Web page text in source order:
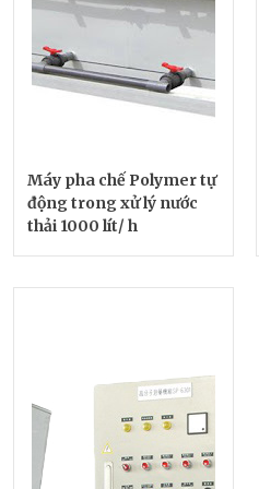
Máy pha chế Polymer tự
động trong xử lý nước
thải 1000 lít/ h